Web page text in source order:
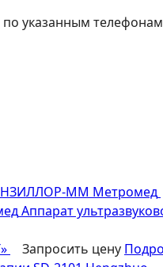
по указанным
ММ Метромед
Аппарат
Запросить цену